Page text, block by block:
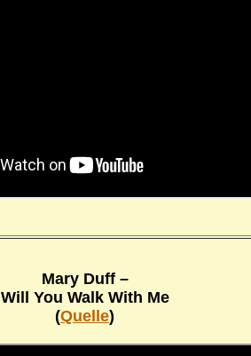
Mary Duff –
Will You Walk With Me
(Quelle)